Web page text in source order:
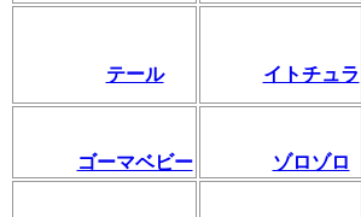
テール イトチュラ
ゴーマベビー ゾロゾロ